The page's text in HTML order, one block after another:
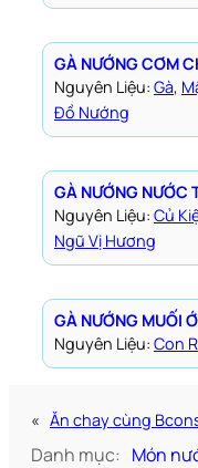
GÀ NƯỚNG CƠM
Nguyên Liệu: Gà,
Đồ Nướng
GÀ NƯỚNG NƯỚC
Nguyên Liệu: Củ
Ngũ Vị Hương
GÀ NƯỚNG MUỐI
Nguyên Liệu: Con
« Ăn chay cùng
Danh mục: Món